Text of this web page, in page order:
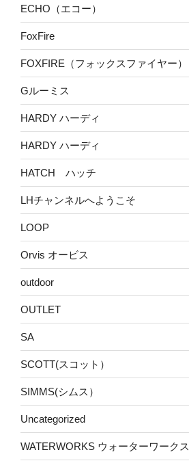
ECHO（エコー）
FoxFire
FOXFIRE（フォックスファイヤー）
Gルーミス
HARDY ハーディ
HARDY ハーディ
HATCH ハッチ
LHチャンネルへようこそ
LOOP
Orvis オービス
outdoor
OUTLET
SA
SCOTT(スコット）
SIMMS(シムス）
Uncategorized
WATERWORKS ウォーターワークス